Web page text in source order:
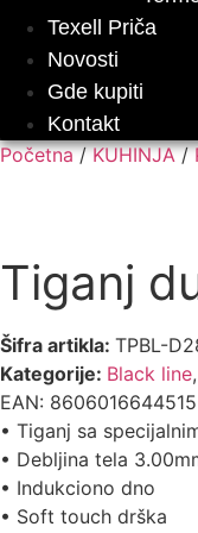
Texell Priča
Novosti
Gde kupiti
Kontakt
Početna/KUHINJA/
Tiganj
Šifra artikla: TPBL-
Kategorije: Black line,
EAN: 8606016644515
• Tiganj sa
• Debljina tela
• Indukciono dno
• Soft touch drška